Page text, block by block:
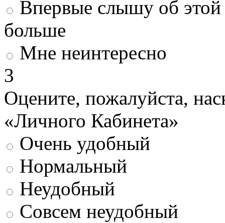
Впервые слышу об этой
больше
Мне неинтересно
3
Оцените, пожалуйста,
«Личного Кабинета»
Очень удобный
Нормальный
Неудобный
Совсем неудобный